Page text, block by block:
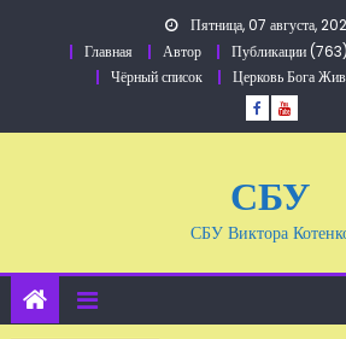
Пятница, 07 августа,
Главная
Автор Публикации (763)
Чёрный список
Церковь Бога
СБУ
СБУ Виктора